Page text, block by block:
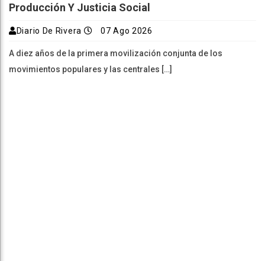
Producción Y Justicia Social
Diario De Rivera 07 Ago 2026
A diez años de la primera movilización conjunta de los
movimientos populares y las centrales […]